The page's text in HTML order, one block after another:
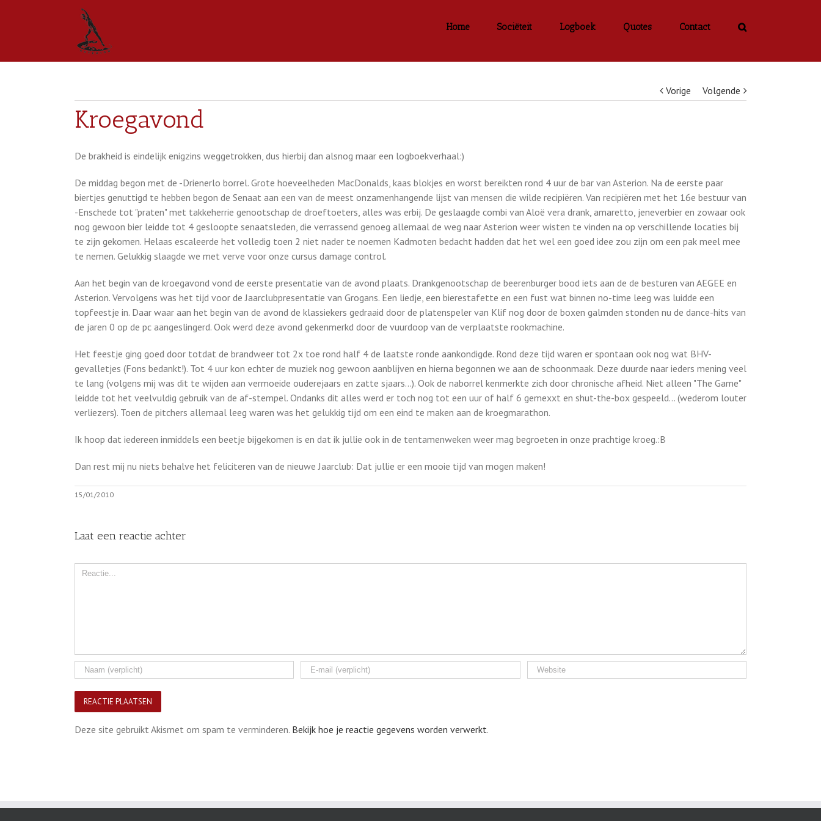
Home Sociëteit Logboek Quotes Contact
Vorige Volgende
Kroegavond
De brakheid is eindelijk enigzins weggetrokken, dus hierbij dan alsnog maar een logboekverhaal:)
De middag begon met de -Drienerlo borrel. Grote hoeveelheden MacDonalds, kaas blokjes en worst bereikten rond 4 uur de bar van Asterion. Na de eerste paar
biertjes genuttigd te hebben begon de Senaat aan een van de meest onzamenhangende lijst van mensen die wilde recipiëren. Van recipiëren met het 16e bestuur van
-Enschede tot "praten" met takkeherrie genootschap de droeftoeters, alles was erbij. De geslaagde combi van Aloë vera drank, amaretto, jeneverbier en zowaar ook
nog gewoon bier leidde tot 4 gesloopte senaatsleden, die verrassend genoeg allemaal de weg naar Asterion weer wisten te vinden na op verschillende locaties bij
te zijn gekomen. Helaas escaleerde het volledig toen 2 niet nader te noemen Kadmoten bedacht hadden dat het wel een goed idee zou zijn om een pak meel mee
te nemen. Gelukkig slaagde we met verve voor onze cursus damage control.
Aan het begin van de kroegavond vond de eerste presentatie van de avond plaats. Drankgenootschap de beerenburger bood iets aan de de besturen van AEGEE en
Asterion. Vervolgens was het tijd voor de Jaarclubpresentatie van Grogans. Een liedje, een bierestafette en een fust wat binnen no-time leeg was luidde een
topfeestje in. Daar waar aan het begin van de avond de klassiekers gedraaid door de platenspeler van Klif nog door de boxen galmden stonden nu de dance-hits van
de jaren 0 op de pc aangeslingerd. Ook werd deze avond gekenmerkd door de vuurdoop van de verplaatste rookmachine.
Het feestje ging goed door totdat de brandweer tot 2x toe rond half 4 de laatste ronde aankondigde. Rond deze tijd waren er spontaan ook nog wat BHV-
gevalletjes (Fons bedankt!). Tot 4 uur kon echter de muziek nog gewoon aanblijven en hierna begonnen we aan de schoonmaak. Deze duurde naar ieders mening veel
te lang (volgens mij was dit te wijden aan vermoeide ouderejaars en zatte sjaars…). Ook de naborrel kenmerkte zich door chronische afheid. Niet alleen "The Game"
leidde tot het veelvuldig gebruik van de af-stempel. Ondanks dit alles werd er toch nog tot een uur of half 6 gemexxt en shut-the-box gespeeld… (wederom louter
verliezers). Toen de pitchers allemaal leeg waren was het gelukkig tijd om een eind te maken aan de kroegmarathon.
Ik hoop dat iedereen inmiddels een beetje bijgekomen is en dat ik jullie ook in de tentamenweken weer mag begroeten in onze prachtige kroeg.:B
Dan rest mij nu niets behalve het feliciteren van de nieuwe Jaarclub: Dat jullie er een mooie tijd van mogen maken!
15/01/2010
Laat een reactie achter
Comment
Deze site gebruikt Akismet om spam te verminderen. Bekijk hoe je reactie gegevens worden verwerkt.